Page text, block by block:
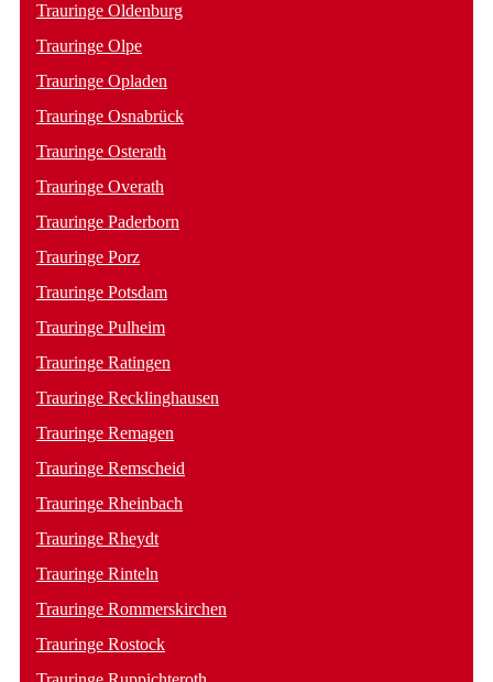
Trauringe Oldenburg
Trauringe Olpe
Trauringe Opladen
Trauringe Osnabrück
Trauringe Osterath
Trauringe Overath
Trauringe Paderborn
Trauringe Porz
Trauringe Potsdam
Trauringe Pulheim
Trauringe Ratingen
Trauringe Recklinghausen
Trauringe Remagen
Trauringe Remscheid
Trauringe Rheinbach
Trauringe Rheydt
Trauringe Rinteln
Trauringe Rommerskirchen
Trauringe Rostock